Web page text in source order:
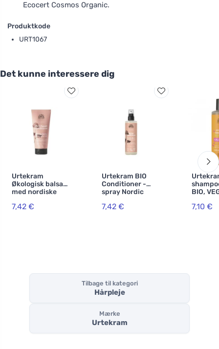
Ecocert Cosmos Organic.
Produktkode
URT1067
Det kunne interessere dig
Urtekram
Økologisk balsam
med nordiske
7,42 €
Urtekram BIO
Conditioner -
spray Nordic
7,42 €
BIO,
7,10 €
Tilbage til kategori
Hårpleje
Mærke
Urtekram